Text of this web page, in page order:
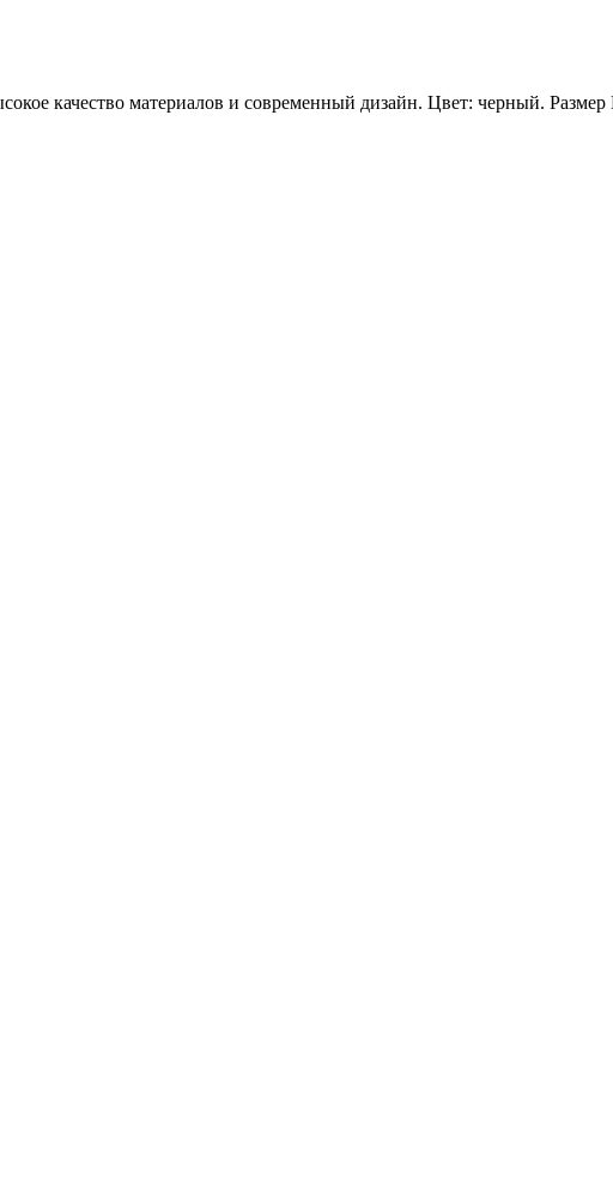
качество материалов и современный дизайн. Цвет: черный.